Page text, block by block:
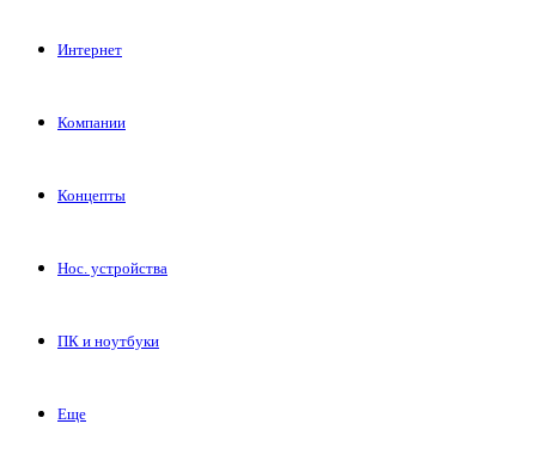
Интернет
Компании
Концепты
Нос. устройства
ПК и ноутбуки
Еще